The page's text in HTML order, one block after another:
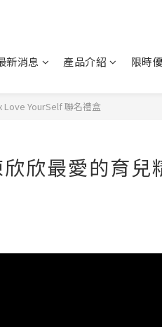
新消息 產品介紹 限時
Love YourSelf 聯名禮盒
欣欣最愛的育